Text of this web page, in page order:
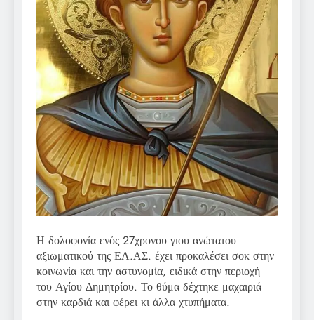
Η δολοφονία ενός 27χρονου γιου ανώτατου
αξιωματικού της ΕΛ.ΑΣ. έχει προκαλέσει σοκ στην
κοινωνία και την αστυνομία, ειδικά στην περιοχή
του Αγίου Δημητρίου. Το θύμα δέχτηκε μαχαιριά
στην καρδιά και φέρει κι άλλα χτυπήματα.